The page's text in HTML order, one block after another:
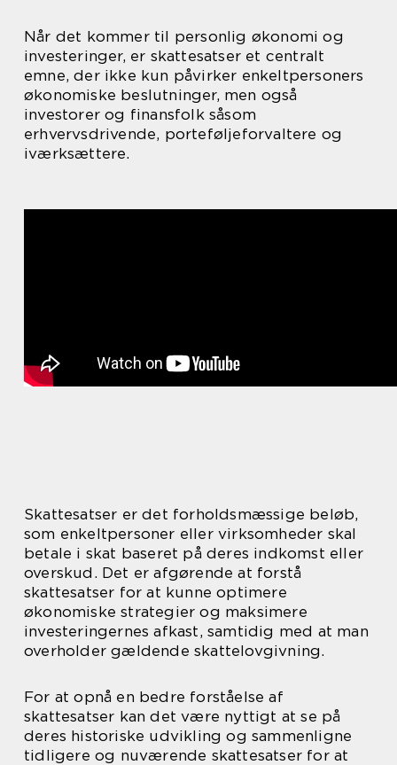
Når det kommer til personlig økonomi og
investeringer, er skattesatser et centralt
emne, der ikke kun påvirker enkeltpersoners
økonomiske beslutninger, men også
investorer og finansfolk såsom
erhvervsdrivende, porteføljeforvaltere og
iværksættere.
Skattesatser er det forholdsmæssige beløb,
som enkeltpersoner eller virksomheder skal
betale i skat baseret på deres indkomst eller
overskud. Det er afgørende at forstå
skattesatser for at kunne optimere
økonomiske strategier og maksimere
investeringernes afkast, samtidig med at man
overholder gældende skattelovgivning.
For at opnå en bedre forståelse af
skattesatser kan det være nyttigt at se på
deres historiske udvikling og sammenligne
tidligere og nuværende skattesatser for at